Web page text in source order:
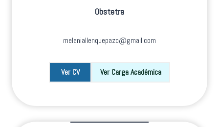
Obstetra
melaniallenquepazo@gmail.com
Ver CV Ver Carga Académica